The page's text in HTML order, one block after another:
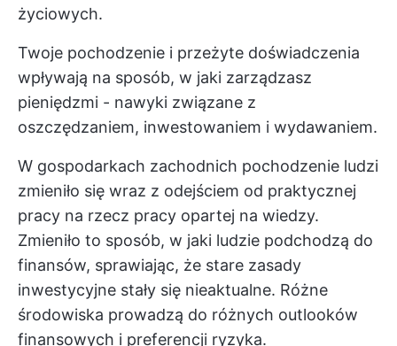
życiowych.
Twoje pochodzenie i przeżyte doświadczenia
wpływają na sposób, w jaki zarządzasz
pieniędzmi - nawyki związane z
oszczędzaniem, inwestowaniem i wydawaniem.
W gospodarkach zachodnich pochodzenie ludzi
zmieniło się wraz z odejściem od praktycznej
pracy na rzecz pracy opartej na wiedzy.
Zmieniło to sposób, w jaki ludzie podchodzą do
finansów, sprawiając, że stare zasady
inwestycyjne stały się nieaktualne. Różne
środowiska prowadzą do różnych outlooków
finansowych i preferencji ryzyka.